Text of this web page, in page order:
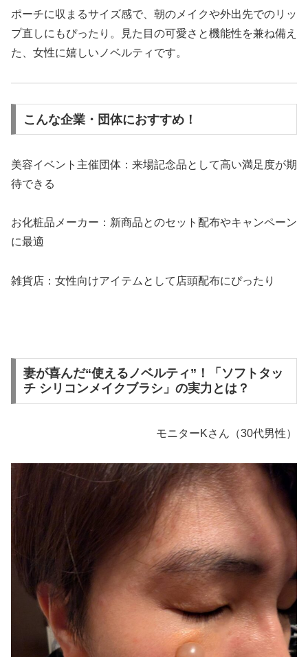
ポーチに収まるサイズ感で、朝のメイクや外出先でのリッ
プ直しにもぴったり。見た目の可愛さと機能性を兼ね備え
た、女性に嬉しいノベルティです。
こんな企業・団体におすすめ！
美容イベント主催団体：来場記念品として高い満足度が期
待できる
お化粧品メーカー：新商品とのセット配布やキャンペーン
に最適
雑貨店：女性向けアイテムとして店頭配布にぴったり
妻が喜んだ“使えるノベルティ”！「ソフトタッ
チ シリコンメイクブラシ」の実力とは？
モニターKさん（30代男性）